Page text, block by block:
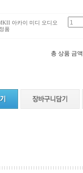
아카이 미디 오디오
품
총 상품 금액